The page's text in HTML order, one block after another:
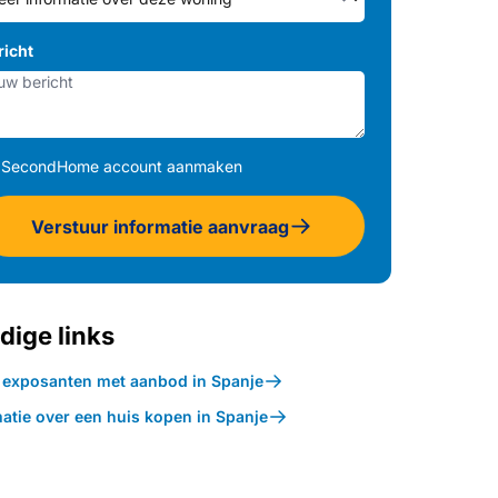
SecondHome account aanmaken
Verstuur informatie aanvraag
links
met aanbod in Spanje
over een huis kopen in Spanje